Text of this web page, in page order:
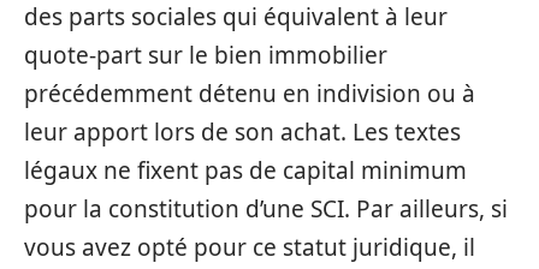
des parts sociales qui équivalent à leur
quote-part sur le bien immobilier
précédemment détenu en indivision ou à
leur apport lors de son achat. Les textes
légaux ne fixent pas de capital minimum
pour la constitution d’une SCI. Par ailleurs, si
vous avez opté pour ce statut juridique, il